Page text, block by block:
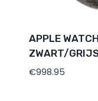
APPLE
ZWART/
€998.95